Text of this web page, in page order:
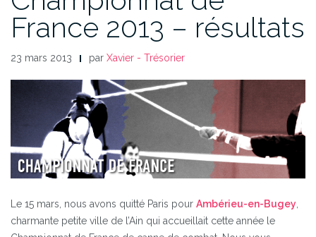
France 2013 – résultats
23 mars 2013 par Xavier - Trésorier
Le 15 mars, nous avons quitté Paris pour Ambérieu-en-Bugey
charmante petite ville de l’Ain qui accueillait cette année le